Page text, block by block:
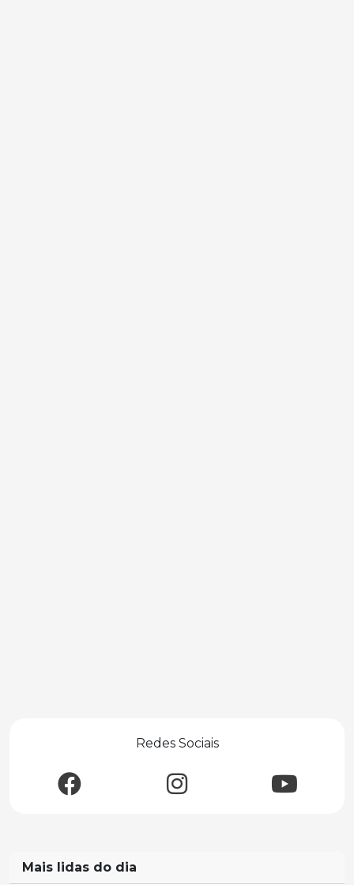
Redes Sociais
Mais lidas do dia